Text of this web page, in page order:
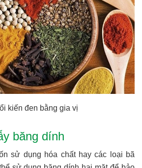
kiến đen bằng gia vị
băng dính
sử dụng hóa chất hay các loại bã